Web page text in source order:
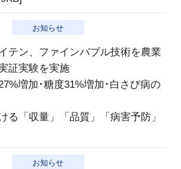
お知らせ
テン、ファインバブル技術を農業
証実験を実施
増加･糖度31%増加･白さび病の
る「収量」「品質」「病害予防」
お知らせ